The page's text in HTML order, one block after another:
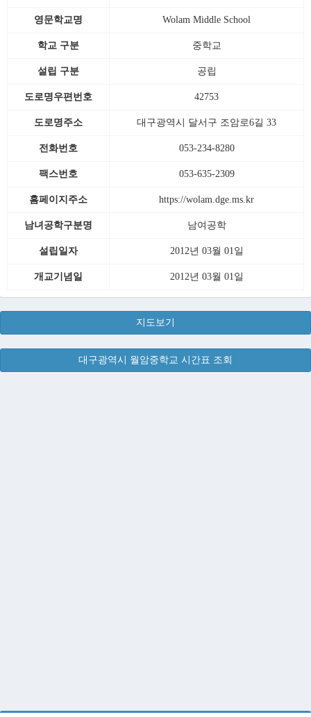
영문학교명 Wolam Middle School
학교 구분 중학교
설립 구분 공립
도로명우편번호 42753
도로명주소 대구광역시 달서구 조암로6길 33
전화번호 053-234-8280
팩스번호 053-635-2309
홈페이지주소 https://wolam.dge.ms.kr
남녀공학구분명 남여공학
설립일자 2012년 03월 01일
개교기념일 2012년 03월 01일
지도보기
대구광역시 월암중학교 시간표 조회